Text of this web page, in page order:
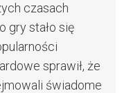
czasach
gry stało się
sprawił, że
świadome